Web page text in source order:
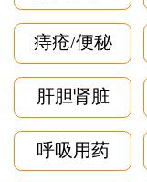
痔疮/便秘
肝胆肾脏
呼吸用药